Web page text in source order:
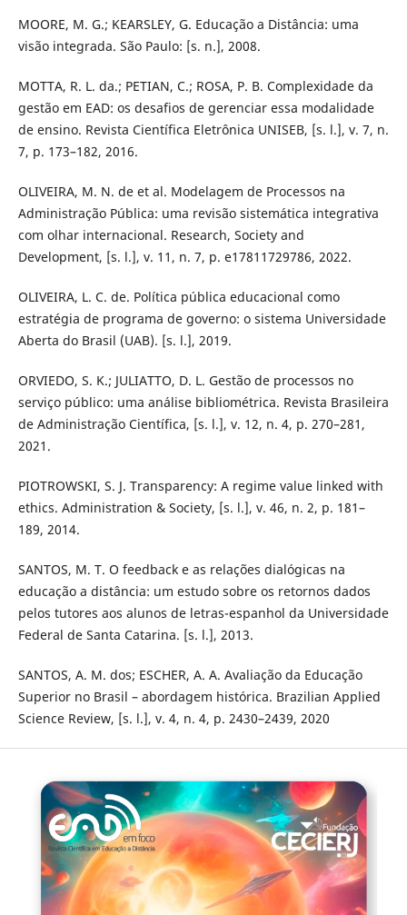
MOORE, M. G.; KEARSLEY, G. Educação a Distância: uma
visão integrada. São Paulo: [s. n.], 2008.
MOTTA, R. L. da.; PETIAN, C.; ROSA, P. B. Complexidade da
gestão em EAD: os desafios de gerenciar essa modalidade
de ensino. Revista Científica Eletrônica UNISEB, [s. l.], v. 7, n.
7, p. 173–182, 2016.
OLIVEIRA, M. N. de et al. Modelagem de Processos na
Administração Pública: uma revisão sistemática integrativa
com olhar internacional. Research, Society and
Development, [s. l.], v. 11, n. 7, p. e17811729786, 2022.
OLIVEIRA, L. C. de. Política pública educacional como
estratégia de programa de governo: o sistema Universidade
Aberta do Brasil (UAB). [s. l.], 2019.
ORVIEDO, S. K.; JULIATTO, D. L. Gestão de processos no
serviço público: uma análise bibliométrica. Revista Brasileira
de Administração Científica, [s. l.], v. 12, n. 4, p. 270–281,
2021.
PIOTROWSKI, S. J. Transparency: A regime value linked with
ethics. Administration & Society, [s. l.], v. 46, n. 2, p. 181–
189, 2014.
SANTOS, M. T. O feedback e as relações dialógicas na
educação a distância: um estudo sobre os retornos dados
pelos tutores aos alunos de letras-espanhol da Universidade
Federal de Santa Catarina. [s. l.], 2013.
SANTOS, A. M. dos; ESCHER, A. A. Avaliação da Educação
Superior no Brasil – abordagem histórica. Brazilian Applied
Science Review, [s. l.], v. 4, n. 4, p. 2430–2439, 2020